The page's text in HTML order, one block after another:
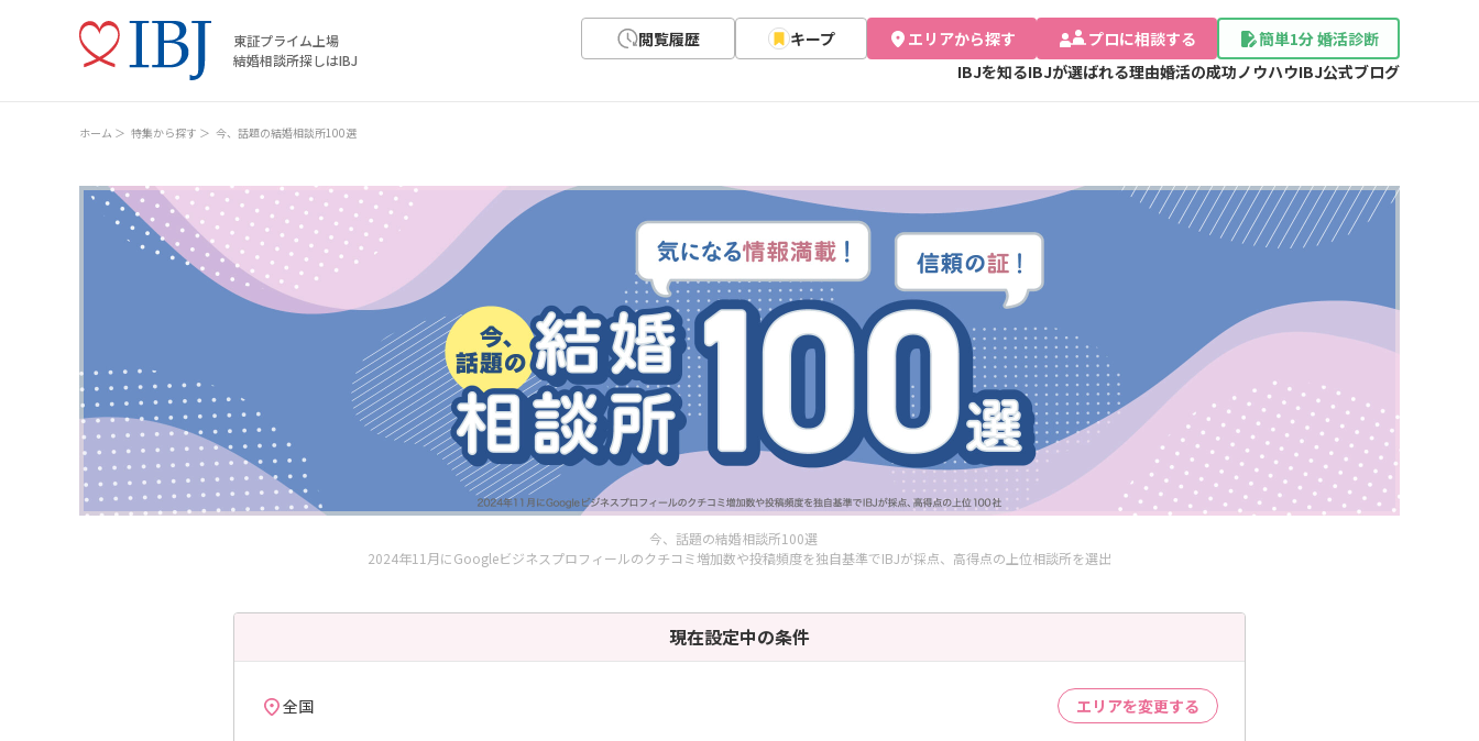
東証プライム上場
結婚相談所探しはIBJ
閲覧履歴 キープ エリアから探す プロに相談する
簡単1分 婚活診断
IBJを知るIBJが選ばれる理由婚活の成功ノウハウIBJ公式ブログ
ホーム 特集から探す 今、話題の結婚相談所100選
今、話題の結婚相談所100選
2024年11月にGoogleビジネスプロフィールのクチコミ増加数や投稿頻度を独自基準でIBJが採点、高得点の上位相談所を選出
現在設定中の条件
全国 エリアを変更する